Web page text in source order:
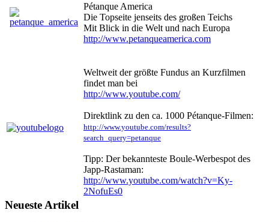
Pétanque America
Die Topseite jenseits des großen Teichs
Mit Blick in die Welt und nach Europa
http://www.petanqueamerica.com
Weltweit der größte Fundus an Kurzfilmen
findet man bei
http://www.youtube.com/
Direktlink zu den ca. 1000 Pétanque-Filmen:
http://www.youtube.com/results?
search_query=petanque
Tipp: Der bekannteste Boule-Werbespot des
Japp-Rastaman:
http://www.youtube.com/watch?v=Ky-
2NofuEs0
Neueste Artikel